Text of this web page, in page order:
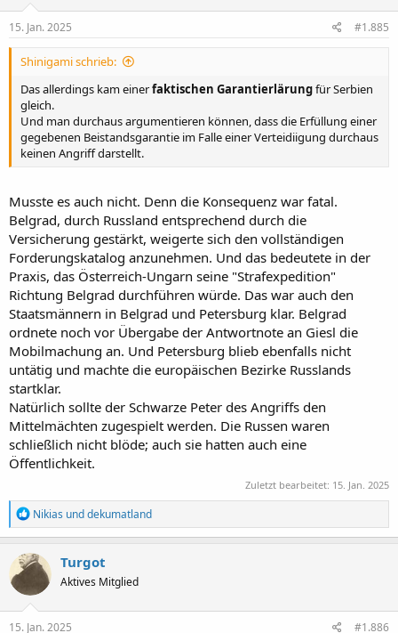
n
e
:
15. Jan. 2025 #1.885
Shinigami schrieb:
Das allerdings kam einerfaktischen Garantierlärungfür Serbien
gleich.
Und man durchaus argumentieren können, dass die Erfüllung einer
gegebenen Beistandsgarantie im Falle einer Verteidiigung durchaus
keinen Angriff darstellt.
Musste es auch nicht. Denn die Konsequenz war fatal.
Belgrad, durch Russland entsprechend durch die
Versicherung gestärkt, weigerte sich den vollständigen
Forderungskatalog anzunehmen. Und das bedeutete in der
Praxis, das Österreich-Ungarn seine "Strafexpedition"
Richtung Belgrad durchführen würde. Das war auch den
Staatsmännern in Belgrad und Petersburg klar. Belgrad
ordnete noch vor Übergabe der Antwortnote an Giesl die
Mobilmachung an. Und Petersburg blieb ebenfalls nicht
untätig und machte die europäischen Bezirke Russlands
startklar.
Natürlich sollte der Schwarze Peter des Angriffs den
Mittelmächten zugespielt werden. Die Russen waren
schließlich nicht blöde; auch sie hatten auch eine
Öffentlichkeit.
Zuletzt bearbeitet: 15. Jan. 2025
R
e
a
k
o
n
e
Nikias unddekumatland
Turgot
Aktives Mitglied
15. Jan. 2025 #1.886